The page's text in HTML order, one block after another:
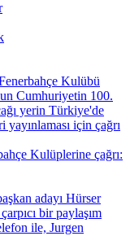
Kulüplerine çağrı: